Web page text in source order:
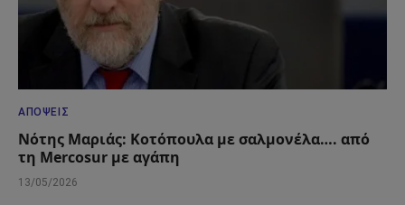
ΑΠΌΨΕΙΣ
Νότης Μαριάς: Κοτόπουλα με σαλμονέλα…. από
τη Mercosur με αγάπη
13/05/2026